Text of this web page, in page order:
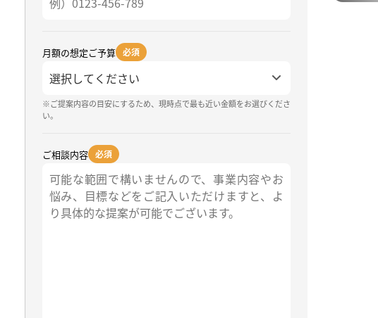
月額の想定ご予算 必須
※ご提案内容の目安にするため、現時点で最も近い金額をお選びくださ
い。
ご相談内容 必須